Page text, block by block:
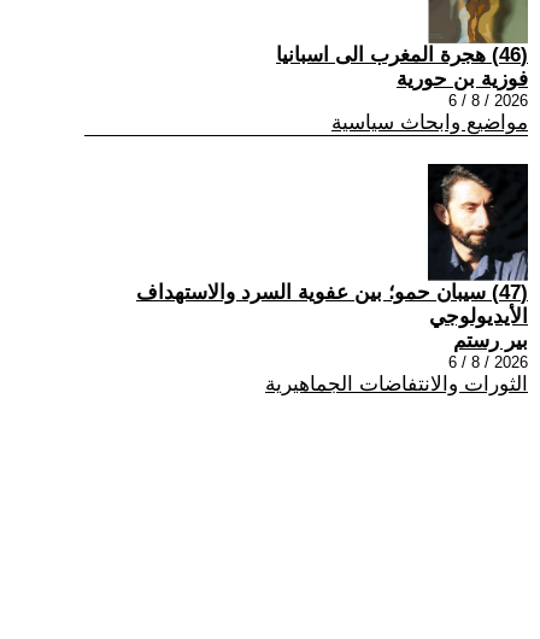
(46) هجرة المغرب الى اسبانيا
فوزية بن حورية
2026 / 8 / 6
مواضيع وابحاث سياسية
(47) سيبان حمو؛ بين عفوية السرد والاستهداف
الأيديولوجي
بير رستم
2026 / 8 / 6
الثورات والانتفاضات الجماهيرية